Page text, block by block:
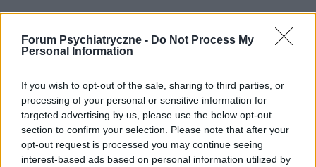
Forum Psychiatryczne - Do Not Process My
Personal Information
If you wish to opt-out of the sale, sharing to third parties, or
processing of your personal or sensitive information for
targeted advertising by us, please use the below opt-out
section to confirm your selection. Please note that after your
opt-out request is processed you may continue seeing
interest-based ads based on personal information utilized by
zafrapowana